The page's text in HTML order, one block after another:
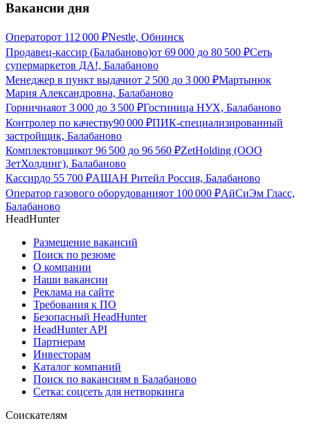
Вакансии дня
Операторот 112 000 ₽Nestle, Обнинск
Продавец-кассир (Балабаново)от 69 000 до 80 500 ₽Сеть
супермаркетов ДА!, Балабаново
Менеджер в пункт выдачиот 2 500 до 3 000 ₽Мартынюк
Мария Александровна, Балабаново
Горничнаяот 3 000 до 3 500 ₽Гостиница НУХ, Балабаново
Контролер по качеству90 000 ₽ПИК-специализированный
застройщик, Балабаново
Комплектовщикот 96 500 до 96 560 ₽ZetHolding (ООО
ЗетХолдинг), Балабаново
Кассирдо 55 700 ₽АШАН Ритейл Россия, Балабаново
Оператор газового оборудованияот 100 000 ₽АйСиЭм Гласс,
Балабаново
HeadHunter
Размещение вакансий
Поиск по резюме
О компании
Наши вакансии
Реклама на сайте
Требования к ПО
Безопасный HeadHunter
HeadHunter API
Партнерам
Инвесторам
Каталог компаний
Поиск по вакансиям в Балабаново
Сетка: соцсеть для нетворкинга
Соискателям